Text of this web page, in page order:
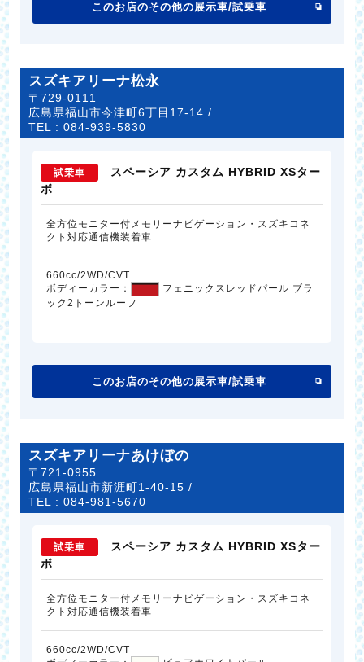
このお店のその他の展示車/試乗車
スズキアリーナ松永
〒729-0111
広島県福山市今津町6丁目17-14 /
TEL :084-939-5830
試乗車
スペーシア カスタム HYBRID XSター
ボ
全方位モニター付メモリーナビゲーション・スズキコネ
クト対応通信機装着車
660cc/2WD/CVT
ボディーカラー：
フェニックスレッドパール ブラ
ック2トーンルーフ
このお店のその他の展示車/試乗車
スズキアリーナあけぼの
〒721-0955
広島県福山市新涯町1-40-15 /
TEL :084-981-5670
試乗車
スペーシア カスタム HYBRID XSター
ボ
全方位モニター付メモリーナビゲーション・スズキコネ
クト対応通信機装着車
660cc/2WD/CVT